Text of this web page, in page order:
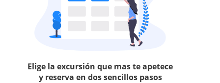
Elige la excursión que mas te apetece
y reserva en dos sencillos pasos